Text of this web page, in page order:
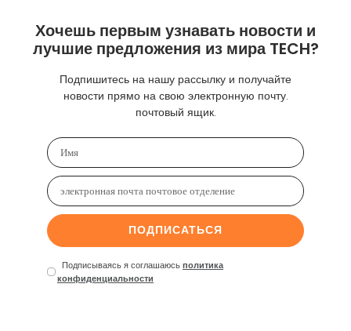
Хочешь первым узнавать новости и
лучшие предложения из мира TECH?
Подпишитесь на нашу рассылку и получайте
новости прямо на свою электронную почту.
почтовый ящик.
ПОДПИСАТЬСЯ
Подписываясь я соглашаюсь политика
конфиденциальности